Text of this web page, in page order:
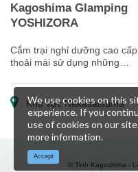
Kagoshima Glamping
YOSHIZORA
Cắm trại nghỉ dưỡng cao cấp,
thoải mái sử dụng những
thận trong khung cảnh thiên
nhiên tuyệt đẹp.
Khu vực Nakasatsuma
© Tỉnh Kagoshima -
We use cookies on this
experience. If you
use of cookies on our
more information.
Accept